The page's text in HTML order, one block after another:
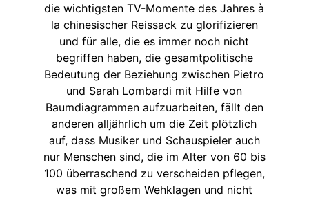
die wichtigsten TV-Momente des Jahres à
la chinesischer Reissack zu glorifizieren
und für alle, die es immer noch nicht
begriffen haben, die gesamtpolitische
Bedeutung der Beziehung zwischen Pietro
und Sarah Lombardi mit Hilfe von
Baumdiagrammen aufzuarbeiten, fällt den
anderen alljährlich um die Zeit plötzlich
auf, dass Musiker und Schauspieler auch
nur Menschen sind, die im Alter von 60 bis
100 überraschend zu verscheiden pflegen,
was mit großem Wehklagen und nicht